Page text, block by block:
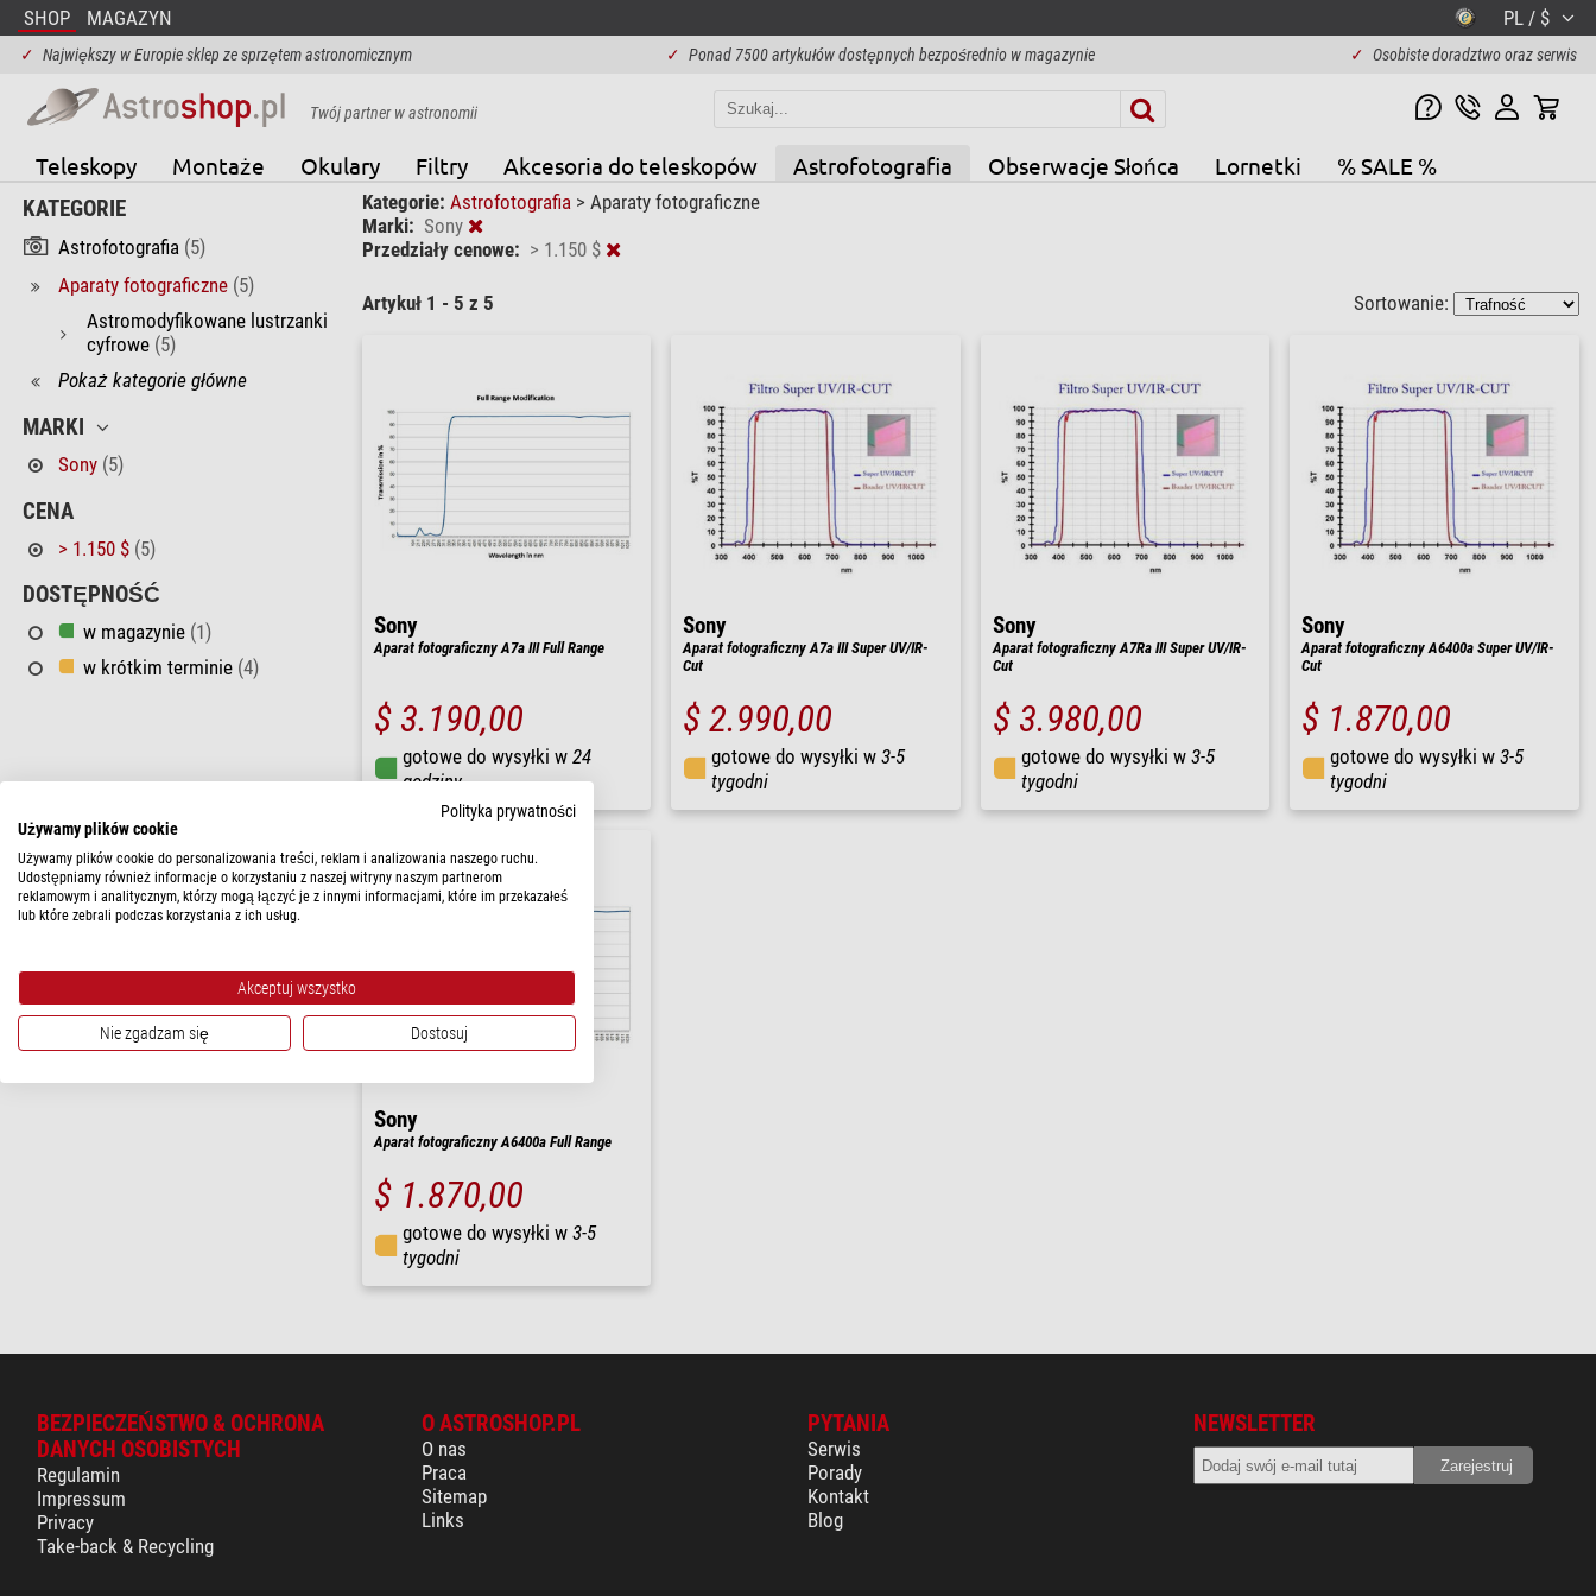
SHOP MAGAZYN PL / $
✓ Największy w Europie sklep ze sprzętem astronomicznym ✓ Ponad 7500 artykułów dostępnych bezpośrednio w magazynie ✓ Osobiste doradztwo oraz serwis
Twój partner w astronomii
Teleskopy Montaże Okulary Filtry Akcesoria do teleskopów Astrofotografia Obserwacje Słońca Lornetki % SALE %
KATEGORIE
Astrofotografia (5)
Aparaty fotograficzne (5)
Astromodyfikowane lustrzanki
cyfrowe (5)
Pokaż kategorie główne
MARKI
Sony (5)
CENA
> 1.150 $ (5)
DOSTĘPNOŚĆ
w magazynie (1)
w krótkim terminie (4)
Kategorie: Astrofotografia > Aparaty fotograficzne
Marki: Sony
Przedziały cenowe: > 1.150 $
Artykuł 1 - 5 z 5 Sortowanie:
Sony
Aparat fotograficzny A7a III Full Range
$ 3.190,00
gotowe do wysyłki w 24
godziny
Sony
Aparat fotograficzny A7a III Super UV/IR-
Cut
$ 2.990,00
gotowe do wysyłki w 3-5
tygodni
Sony
Aparat fotograficzny A7Ra III Super UV/IR-
Cut
$ 3.980,00
gotowe do wysyłki w 3-5
tygodni
Sony
Aparat fotograficzny A6400a Super UV/IR-
Cut
$ 1.870,00
gotowe do wysyłki w 3-5
tygodni
Sony
Aparat fotograficzny A6400a Full Range
$ 1.870,00
gotowe do wysyłki w 3-5
tygodni
BEZPIECZEŃSTWO & OCHRONA
DANYCH OSOBISTYCH
Regulamin
Impressum
Privacy
Take-back & Recycling
O ASTROSHOP.PL
O nas
Praca
Sitemap
Links
PYTANIA
Serwis
Porady
Kontakt
Blog
NEWSLETTER
Polityka prywatności
Używamy plików cookie
Używamy plików cookie do personalizowania treści, reklam i analizowania naszego ruchu.
Udostępniamy również informacje o korzystaniu z naszej witryny naszym partnerom
reklamowym i analitycznym, którzy mogą łączyć je z innymi informacjami, które im przekazałeś
lub które zebrali podczas korzystania z ich usług.
Akceptuj wszystko
Nie zgadzam się Dostosuj